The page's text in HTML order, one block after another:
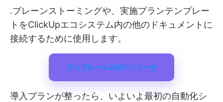
.ブレーンストーミングや、実施プランテンプレー
トをClickUpエコシステム内の他のドキュメントに
接続するために使用します。
テンプレートのダウンロード
導入プランが整ったら、いよいよ最初の自動化シ